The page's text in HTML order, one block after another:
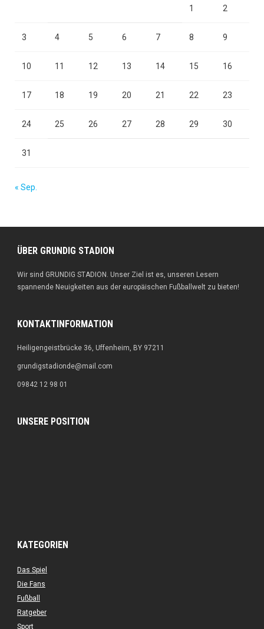
1 2
3 4 5 6 7 8 9
10 11 12 13 14 15 16
17 18 19 20 21 22 23
24 25 26 27 28 29 30
31
« Sep.
ÜBER GRUNDIG STADION
Wir sind GRUNDIG STADION. Unser Ziel ist es, unseren Lesern
spannende Neuigkeiten aus der europäischen Fußballwelt zu bieten!
KONTAKTINFORMATION
Heiligengeistbrücke 36, Uffenheim, BY 97211
grundigstadionde@mail.com
09842 12 98 01
UNSERE POSITION
KATEGORIEN
Das Spiel
Die Fans
Fußball
Ratgeber
Sport